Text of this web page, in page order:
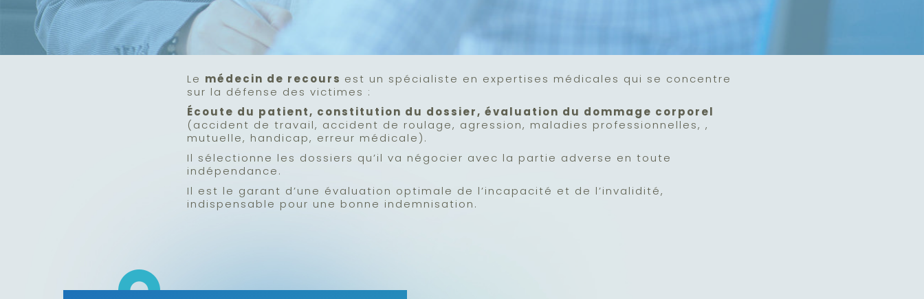
Le médecin de recours est un spécialiste en expertises médicales qui se concentre
sur la défense des victimes :
Écoute du patient, constitution du dossier, évaluation du dommage corporel
(accident de travail, accident de roulage, agression, maladies professionnelles, ,
mutuelle, handicap, erreur médicale).
Il sélectionne les dossiers qu’il va négocier avec la partie adverse en toute
indépendance.
Il est le garant d’une évaluation optimale de l’incapacité et de l’invalidité,
indispensable pour une bonne indemnisation.